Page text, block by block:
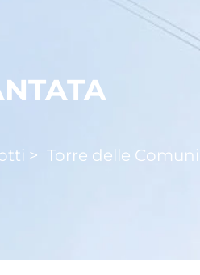
> Torre delle